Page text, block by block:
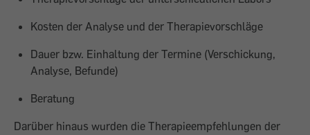
Kosten der Analyse und der Therapievorschläge
Dauer bzw. Einhaltung der Termine (Verschickung,
Analyse, Befunde)
Beratung
Darüber hinaus wurden die Therapieempfehlungen der